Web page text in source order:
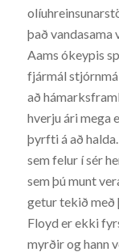
það vandasama
Aams ókeypis
fjármál
að
hverju ári mega
þyrfti á að
sem felur í sér
sem þú munt
getur tekið með
Floyd er ekki
myrðir og hann